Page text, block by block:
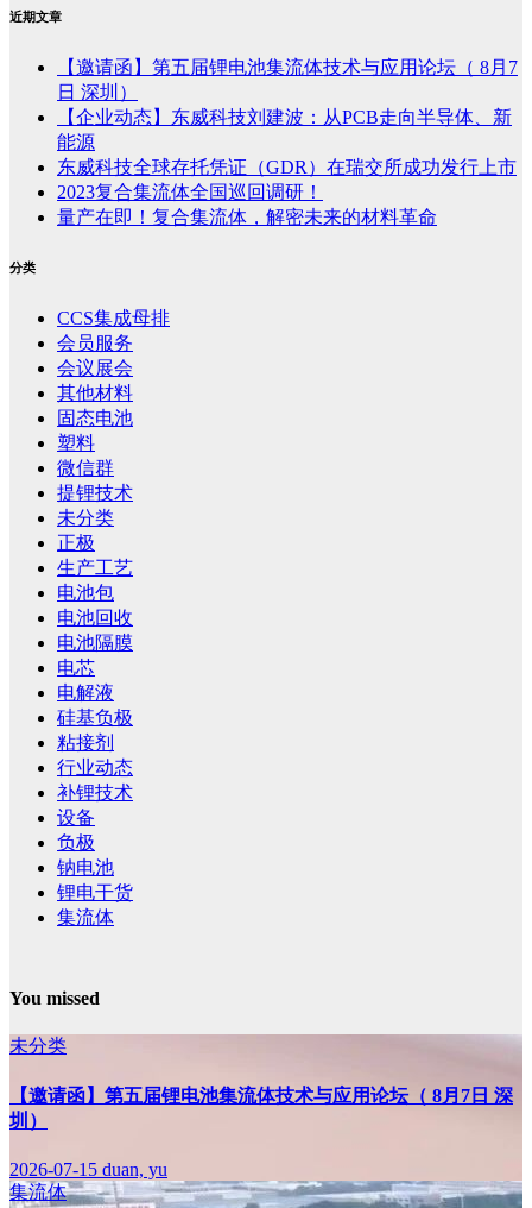
近期文章
【邀请函】第五届锂电池集流体技术与应用论坛（ 8月7
日 深圳）
【企业动态】东威科技刘建波：从PCB走向半导体、新
能源
东威科技全球存托凭证（GDR）在瑞交所成功发行上市
2023复合集流体全国巡回调研！
量产在即！复合集流体，解密未来的材料革命
分类
CCS集成母排
会员服务
会议展会
其他材料
固态电池
塑料
微信群
提锂技术
未分类
正极
生产工艺
电池包
电池回收
电池隔膜
电芯
电解液
硅基负极
粘接剂
行业动态
补锂技术
设备
负极
钠电池
锂电干货
集流体
You missed
未分类
【邀请函】第五届锂电池集流体技术与应用论坛（ 8月7日 深
圳）
2026-07-15 duan, yu
集流体